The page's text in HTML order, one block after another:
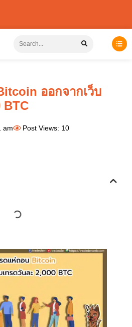
ออกจากเว็บ
BTC
am Post Views: 10